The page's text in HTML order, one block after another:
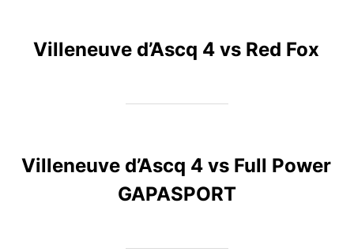
Villeneuve d’Ascq 4 vs Red Fox
Villeneuve d’Ascq 4 vs Full Power
GAPASPORT